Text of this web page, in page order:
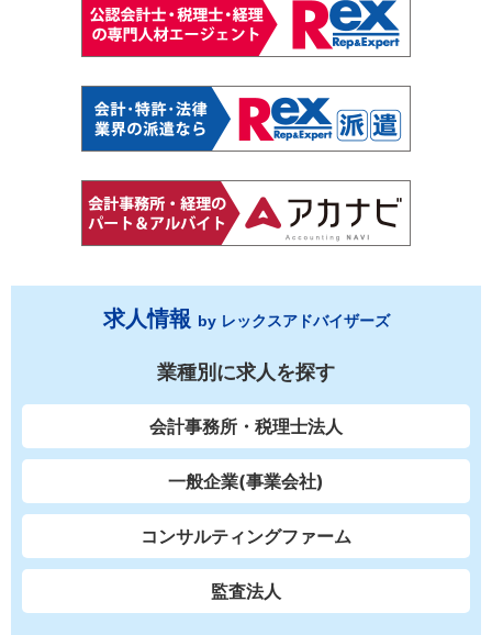
求人情報 by レックスアドバイザーズ
業種別に求人を探す
会計事務所・税理士法人
一般企業(事業会社)
コンサルティングファーム
監査法人